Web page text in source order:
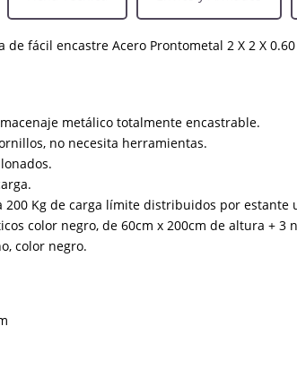
de fácil encastre Acero Prontometal 2 X 2 X
metálico totalmente encastrable.
no necesita herramientas.
200 Kg de carga límite distribuidos por estante
color negro, de 60cm x 200cm de altura +
color negro.